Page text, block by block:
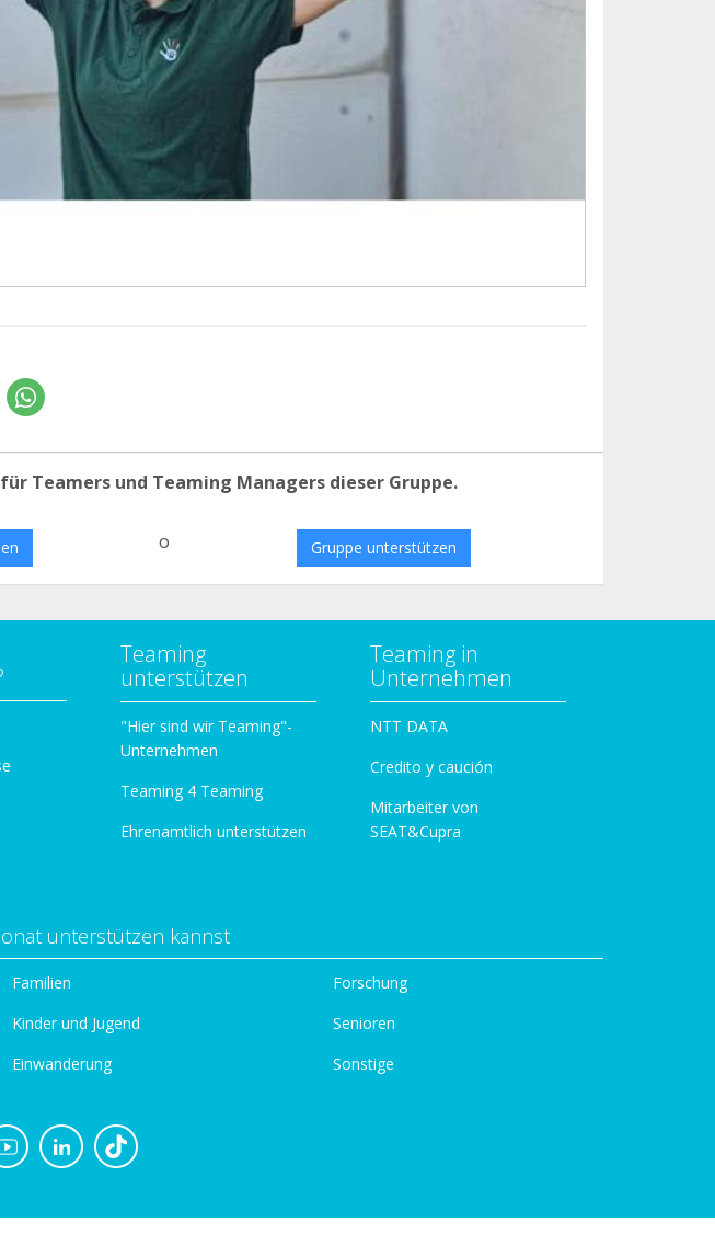
Teamers und Teaming Managers dieser Gruppe.
o Gruppe unterstützen
Teaming
unterstützen
"Hier sind wir Teaming"-
Unternehmen
Teaming 4 Teaming
Ehrenamtlich unterstützen
Teaming in
Unternehmen
NTT DATA
Credito y caución
Mitarbeiter von
SEAT&Cupra
unterstützen kannst
Familien
Kinder und Jugend
Einwanderung
Forschung
Senioren
Sonstige